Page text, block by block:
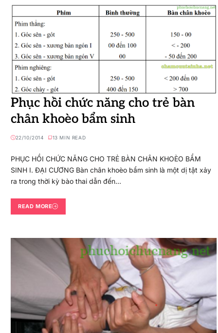
Phục hồi chức năng cho trẻ bàn
chân khoèo bẩm sinh
22/10/2014 13 MIN READ
PHỤC HỒI CHỨC NĂNG CHO TRẺ BÀN CHÂN KHOÈO BẨM
SINH I. ĐẠI CƯƠNG Bàn chân khoèo bẩm sinh là một dị tật xảy
ra trong thời kỳ bào thai dẫn đến…
READ MORE